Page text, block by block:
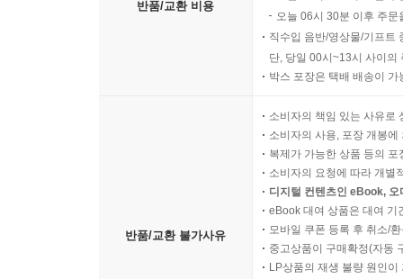
반품/교환 비용
오늘 06시 30분 이후 주
직수입 음반/영상물/기프트
단, 당일 00시~13시 사이의
박스 포장은 택배 배송이
반품/교환 불가사유
소비자의 책임 있는 사유로
소비자의 사용, 포장 개봉
복제가 가능한 상품 등의
소비자의 요청에 따라 개별
디지털 컨텐츠인 eBook,
eBook 대여 상품은 대여 기
모바일 쿠폰 등록 후 취소/
중고상품이 구매확정(자동
LP상품의 재생 불량 원인